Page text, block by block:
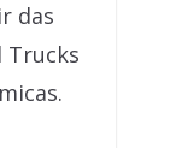
das
Trucks